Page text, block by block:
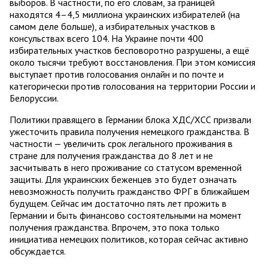
выборов. В частности, по его словам, за границей
находятся 4–4,5 миллиона украинских избирателей (на
самом деле больше), а избирательных участков в
консульствах всего 104. На Украине почти 400
избирательных участков бесповоротно разрушены, а ещё
около тысячи требуют восстановления. При этом комиссия
выступает против голосования онлайн и по почте и
категорически против голосования на территории России и
Белоруссии.
Политики правящего в Германии блока ХДС/ХСС призвали
ужесточить правила получения немецкого гражданства. В
частности — увеличить срок легального проживания в
стране для получения гражданства до 8 лет и не
засчитывать в него проживание со статусом временной
защиты. Для украинских беженцев это будет означать
невозможность получить гражданство ФРГ в ближайшем
будущем. Сейчас им достаточно пять лет прожить в
Германии и быть финансово состоятельными на момент
получения гражданства. Впрочем, это пока только
инициатива немецких политиков, которая сейчас активно
обсуждается.